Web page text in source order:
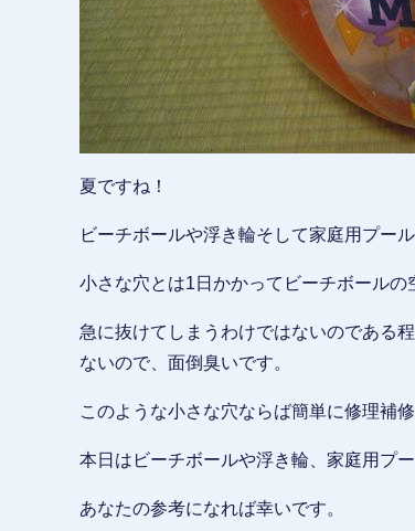
夏ですね！
ビーチボールや浮き輪そして家庭用プー
小さな穴とは1日かかってビーチボールの
急に抜けてしまうわけではないのである
ないので、面倒臭いです。
このような小さな穴ならば簡単に修理補
本日はビーチボールや浮き輪、家庭用プ
あなたの参考になれば幸いです。